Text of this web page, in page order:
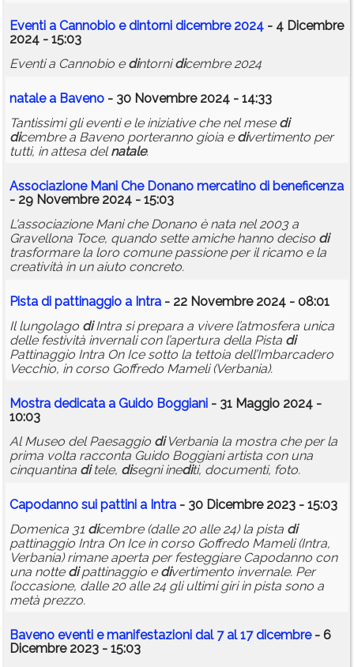
Eventi a Cannobio edintorni dicembre 2024 - 4 Dicembre
2024 - 15:03
Eventi a Cannobio e dintornidicembre 2024
natalea Baveno - 30 Novembre 2024 - 14:33
Tantissimi gli eventi e le iniziative che nel mese di
dicembre a Baveno porteranno gioia e divertimento per
tutti, in attesa delnatale.
Associazione Mani Che Donano mercatino di beneficenza
- 29 Novembre 2024 - 15:03
L'associazione Mani che Donano è nata nel 2003 a
Gravellona Toce, quando sette amiche hanno deciso di
trasformare la loro comune passione per il ricamo e la
creatività in un aiuto concreto.
Pista di pattinaggio a Intra - 22 Novembre 2024 - 08:01
Il lungolago diIntra si prepara a vivere l’atmosfera unica
delle festività invernali con l’apertura della Pista di
Pattinaggio Intra On Ice sotto la tettoia dell’Imbarcadero
Vecchio, in corso Goffredo Mameli (Verbania).
Mostra dedicata a Guido Boggiani - 31 Maggio 2024 -
10:03
Al Museo del Paesaggio diVerbania la mostra che per la
prima volta racconta Guido Boggiani artista con una
cinquantina ditele, disegni inediti, documenti, foto.
Capodanno sui pattini a Intra - 30 Dicembre 2023 - 15:03
Domenica 31 dicembre (dalle 20 alle 24) la pista di
pattinaggio Intra On Ice in corso Goffredo Mameli (Intra,
Verbania) rimane aperta per festeggiare Capodanno con
una notte dipattinaggio e divertimento invernale. Per
l’occasione, dalle 20 alle 24 gli ultimi giri in pista sono a
metà prezzo.
Baveno eventi e manifestazioni dal 7 al 17dicembre- 6
Dicembre 2023 - 15:03